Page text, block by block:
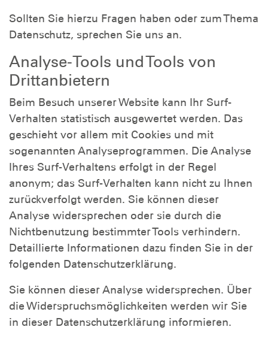
Sollten Sie hierzu Fragen haben oder zum Thema
Datenschutz, sprechen Sie uns an.
Analyse-Tools und Tools von
Drittanbietern
Beim Besuch unserer Website kann Ihr Surf-
Verhalten statistisch ausgewertet werden. Das
geschieht vor allem mit Cookies und mit
sogenannten Analyseprogrammen. Die Analyse
Ihres Surf-Verhaltens erfolgt in der Regel
anonym; das Surf-Verhalten kann nicht zu Ihnen
zurückverfolgt werden. Sie können dieser
Analyse widersprechen oder sie durch die
Nichtbenutzung bestimmter Tools verhindern.
Detaillierte Informationen dazu finden Sie in der
folgenden Datenschutzerklärung.
Sie können dieser Analyse widersprechen. Über
die Widerspruchsmöglichkeiten werden wir Sie
in dieser Datenschutzerklärung informieren.